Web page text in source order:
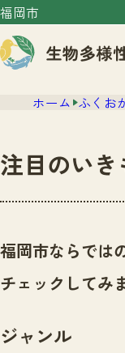
福岡市
センタ
センタ
サイト
ニュース
いきもの
イベント
ホーム ふくお
注目のいき
福岡市ならでは
チェックしてみ
ジャンル